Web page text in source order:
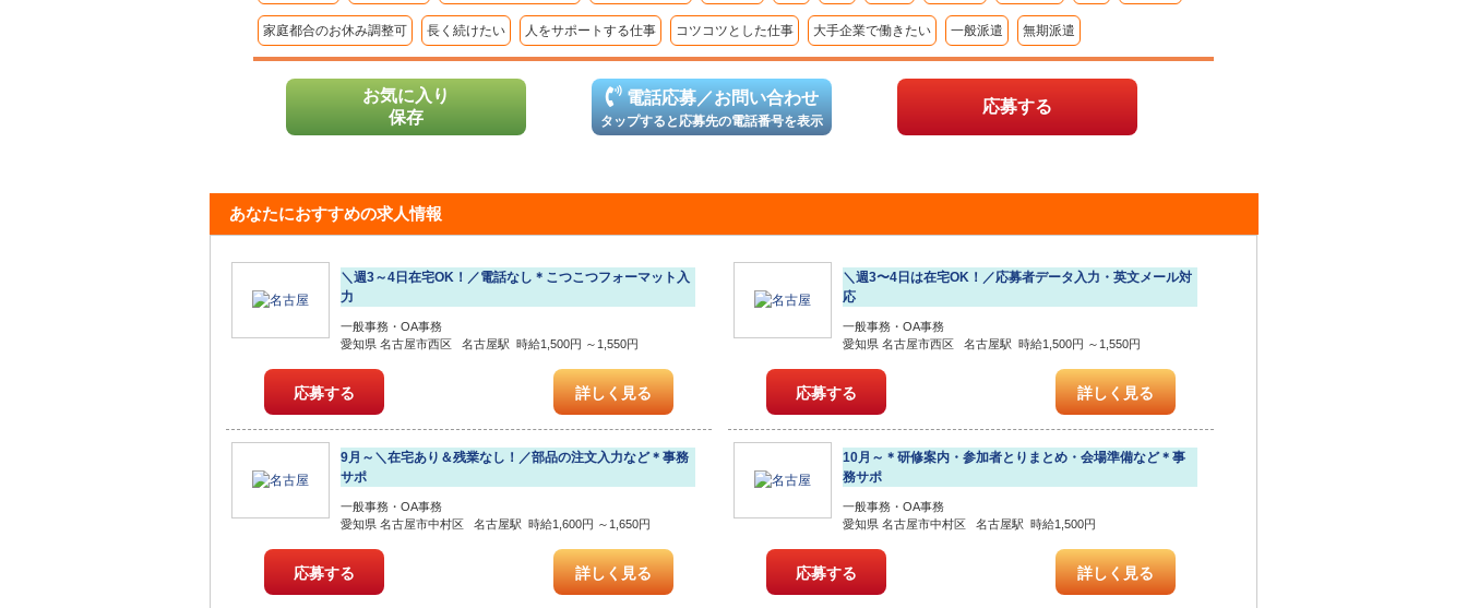
家庭都合のお休み調整可 長く続けたい 人をサポートする仕事 コツコツとした仕事 大手企業で働きたい 一般派遣 無期派遣
お気に入り
保存
電話応募／お問い合わせ
タップすると応募先の電話番号を表示
応募する
あなたにおすすめの求人情報
＼週3～4日在宅OK！／電話なし＊こつこつフォーマット入
力
一般事務・OA事務
愛知県 名古屋市西区 名古屋駅 時給1,500円 ～1,550円
応募する 詳しく見る
＼週3〜4日は在宅OK！／応募者データ入力・英文メール対
応
一般事務・OA事務
愛知県 名古屋市西区 名古屋駅 時給1,500円 ～1,550円
応募する 詳しく見る
9月～＼在宅あり＆残業なし！／部品の注文入力など＊事務
サポ
一般事務・OA事務
愛知県 名古屋市中村区 名古屋駅 時給1,600円 ～1,650円
応募する 詳しく見る
10月～＊研修案内・参加者とりまとめ・会場準備など＊事
務サポ
一般事務・OA事務
愛知県 名古屋市中村区 名古屋駅 時給1,500円
応募する 詳しく見る